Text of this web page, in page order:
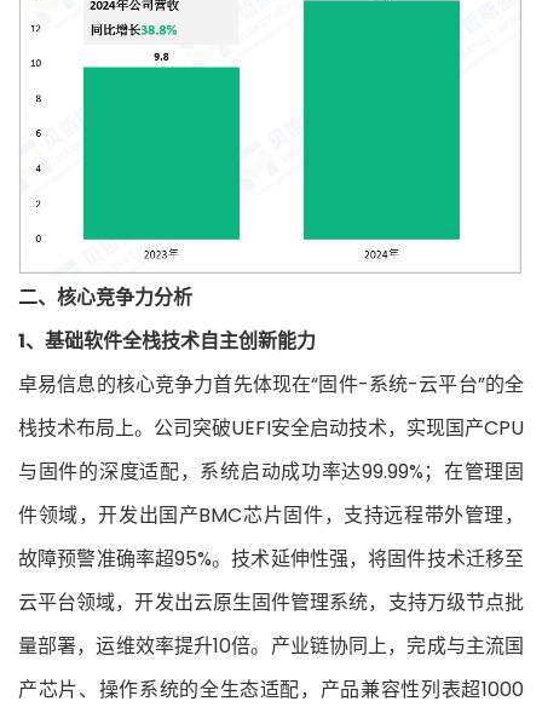
二、核心竞争力分析
1、基础软件全栈技术自主创新能力
卓易信息的核心竞争力首先体现在“固件-系统-云平台”的全
栈技术布局上。公司突破UEFI安全启动技术，实现国产CPU
与固件的深度适配，系统启动成功率达99.99%；在管理固
件领域，开发出国产BMC芯片固件，支持远程带外管理，
故障预警准确率超95%。技术延伸性强，将固件技术迁移至
云平台领域，开发出云原生固件管理系统，支持万级节点批
量部署，运维效率提升10倍。产业链协同上，完成与主流国
产芯片、操作系统的全生态适配，产品兼容性列表超1000